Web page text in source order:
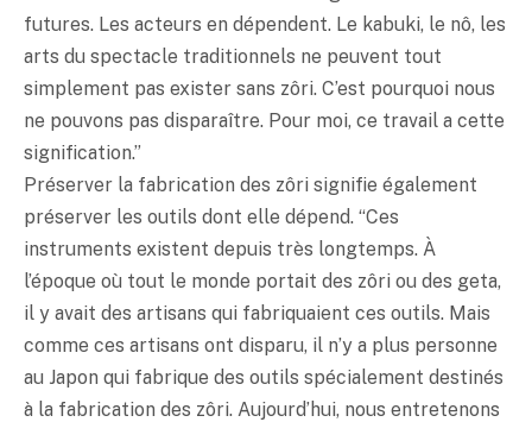
futures. Les acteurs en dépendent. Le kabuki, le nô, les
arts du spectacle traditionnels ne peuvent tout
simplement pas exister sans zôri. C’est pourquoi nous
ne pouvons pas disparaître. Pour moi, ce travail a cette
signification.”
Préserver la fabrication des zôri signifie également
préserver les outils dont elle dépend. “Ces
instruments existent depuis très longtemps. À
l’époque où tout le monde portait des zôri ou des geta,
il y avait des artisans qui fabriquaient ces outils. Mais
comme ces artisans ont disparu, il n’y a plus personne
au Japon qui fabrique des outils spécialement destinés
à la fabrication des zôri. Aujourd’hui, nous entretenons